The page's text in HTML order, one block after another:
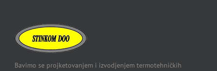
Bavimo se projketovanjem i izvodjenjem termotehničkih